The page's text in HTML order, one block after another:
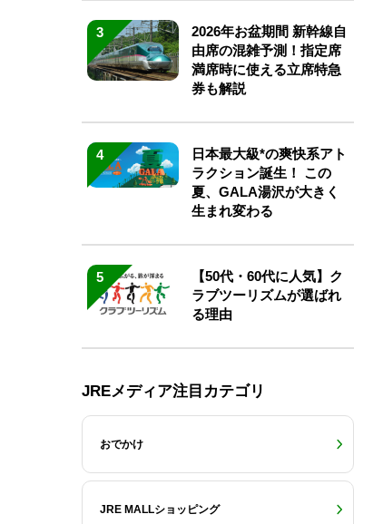
3
2026年お盆期間 新幹線自
由席の混雑予測！指定席
満席時に使える立席特急
券も解説
4
日本最大級*の爽快系アト
ラクション誕生！ この
夏、GALA湯沢が大きく
生まれ変わる
5
【50代・60代に人気】ク
ラブツーリズムが選ばれ
る理由
JREメディア注目カテゴリ
おでかけ
JRE MALLショッピング